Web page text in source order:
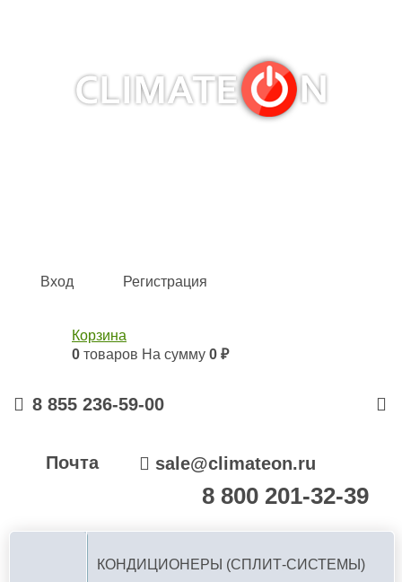
Вход Регистрация
Корзина
0 товаров На сумму 0 ₽
8 855 236-59-00
Почта sale@climateon.ru
8 800 201-32-39
КОНДИЦИОНЕРЫ (СПЛИТ-СИСТЕМЫ)